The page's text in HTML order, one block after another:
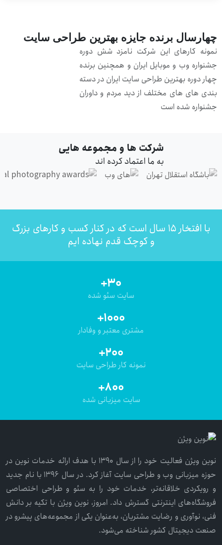
چهارسال برنده جایزه بهترین طراحی سایت
نمونه کارهای این شرکت نامزد شش دوره
جشنواره وب و موبایل ایران و همچنین برنده
چهار دوره بهترین طراحی سایت ایران در دسته
بندی های های مختلف از دید مردم و داوران
جشنواره شده است
شرکت ها و مجموعه هایی
به ما اعتماد کرده اند
با افتخار ۱۵ سال است که در کنار کسب و کارهای بزرگ
و کوچک قدم نهاده ایم
+30
سایت سئو شده
+1000
مشتری معتبر و وفادار
+200
نمونه کار طراحی سایت
+800
سایت میزبانی شده
نوین ویژن فعالیت خود را از سال ۱۳۹۰ با هدف ارائه خدمات نوین در
حوزه میزبانی وب و طراحی سایت آغاز کرد. در سال ۱۳۹۶ با نام جدید
و رویکردی خلاقانه‌تر، خدمات خود را به سئو و طراحی اختصاصی
فروشگاه‌های اینترنتی گسترش داد. امروز، نوین ویژن با تکیه بر دانش
فنی، نوآوری و رضایت مشتریان، به‌عنوان یکی از مجموعه‌های پیشرو در
صنعت دیجیتال کشور شناخته می‌شود.